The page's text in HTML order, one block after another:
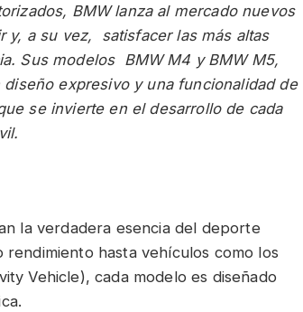
BMW lanza al mercado nuevos
y, a su vez, satisfacer las más altas
Sus modelos BMW M4 y BMW M5,
expresivo y una funcionalidad de
se invierte en el desarrollo de cada
la verdadera esencia del deporte
hasta vehículos como los
Vehicle), cada modelo es diseñado